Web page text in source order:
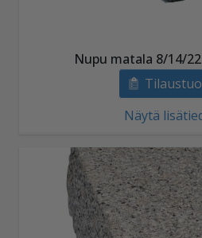
Nupu matala 8/14/
Näytä